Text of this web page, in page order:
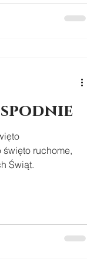
ruchome,
Świąt.